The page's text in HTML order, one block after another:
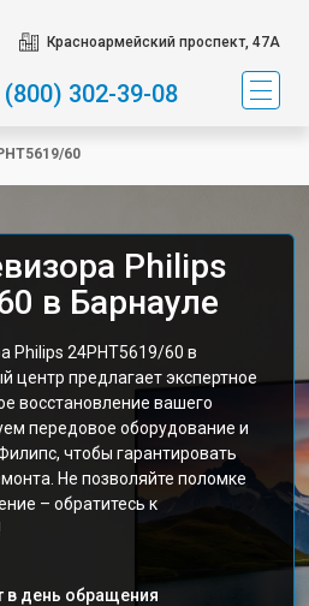
Красноармейский проспект, 47А
(800) 302-39-08
60
Philips
в Барнауле
Philips 24PHT5619/60 в
центр предлагает экспертное
восстановление вашего
передовое оборудование и
чтобы гарантировать
Не позволяйте поломке
– обратитесь к
в день обращения